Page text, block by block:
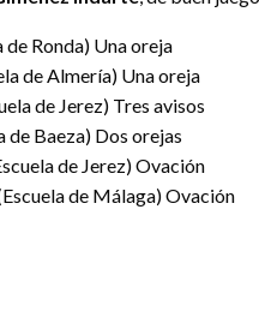
de Ronda) Una oreja
de Almería) Una oreja
de Jerez) Tres avisos
de Baeza) Dos orejas
de Jerez) Ovación
de Málaga) Ovación